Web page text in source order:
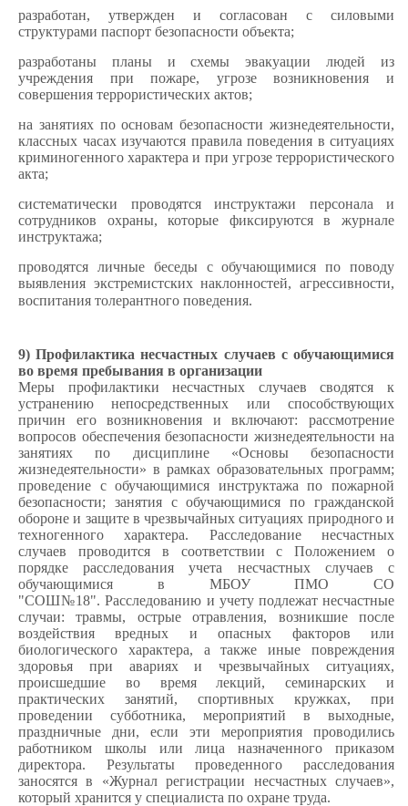
разработан, утвержден и согласован с силовыми
структурами паспорт безопасности объекта;
разработаны планы и схемы эвакуации людей из
учреждения при пожаре, угрозе возникновения и
совершения террористических актов;
на занятиях по основам безопасности жизнедеятельности,
классных часах изучаются правила поведения в ситуациях
криминогенного характера и при угрозе террористического
акта;
систематически проводятся инструктажи персонала и
сотрудников охраны, которые фиксируются в журнале
инструктажа;
проводятся личные беседы с обучающимися по поводу
выявления экстремистских наклонностей, агрессивности,
воспитания толерантного поведения.
9) Профилактика несчастных случаев с обучающимися
во время пребывания в организации
Меры профилактики несчастных случаев сводятся к
устранению непосредственных или способствующих
причин его возникновения и включают: рассмотрение
вопросов обеспечения безопасности жизнедеятельности на
занятиях по дисциплине «Основы безопасности
жизнедеятельности» в рамках образовательных программ;
проведение с обучающимися инструктажа по пожарной
безопасности; занятия с обучающимися по гражданской
обороне и защите в чрезвычайных ситуациях природного и
техногенного характера. Расследование несчастных
случаев проводится в соответствии с Положением о
порядке расследования учета несчастных случаев с
обучающимися в МБОУ ПМО СО
"СОШ№18".Расследованию и учету подлежат несчастные
случаи: травмы, острые отравления, возникшие после
воздействия вредных и опасных факторов или
биологического характера, а также иные повреждения
здоровья при авариях и чрезвычайных ситуациях,
происшедшие во время лекций, семинарских и
практических занятий, спортивных кружках, при
проведении субботника, мероприятий в выходные,
праздничные дни, если эти мероприятия проводились
работником школы или лица назначенного приказом
директора. Результаты проведенного расследования
заносятся в «Журнал регистрации несчастных случаев»,
который хранится у специалиста по охране труда.